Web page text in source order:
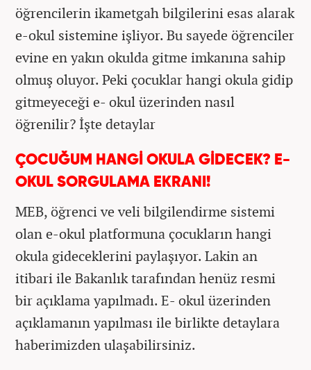
öğrencilerin ikametgah bilgilerini esas alarak
e-okul sistemine işliyor. Bu sayede öğrenciler
evine en yakın okulda gitme imkanına sahip
olmuş oluyor. Peki çocuklar hangi okula gidip
gitmeyeceği e- okul üzerinden nasıl
öğrenilir? İşte detaylar
ÇOCUĞUM HANGİ OKULA GİDECEK? E-
OKUL SORGULAMA EKRANI!
MEB, öğrenci ve veli bilgilendirme sistemi
olan e-okul platformuna çocukların hangi
okula gideceklerini paylaşıyor. Lakin an
itibari ile Bakanlık tarafından henüz resmi
bir açıklama yapılmadı. E- okul üzerinden
açıklamanın yapılması ile birlikte detaylara
haberimizden ulaşabilirsiniz.